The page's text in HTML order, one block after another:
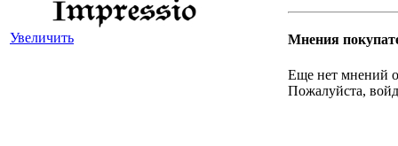
Увеличить Мнения
Еще нет мнений
Пожалуйста,